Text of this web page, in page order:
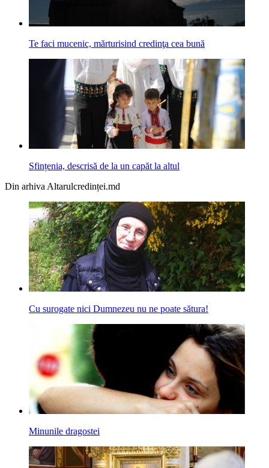
Te faci mucenic, mărturisind credinţa cea bună
Sfințenia, descrisă de la un capăt la altul
Din arhiva Altarulcredinței.md
Cu surogate nici Dumnezeu nu ne poate sătura!
Minunile dragostei